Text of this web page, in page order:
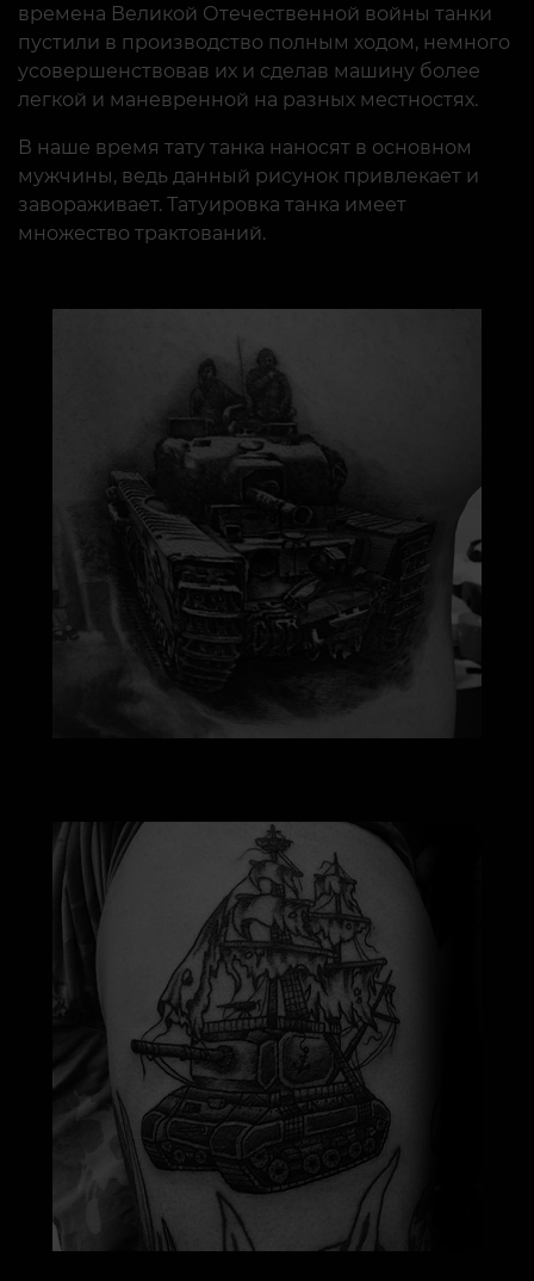
времена Великой Отечественной войны танки
пустили в производство полным ходом, немного
усовершенствовав их и сделав машину более
легкой и маневренной на разных местностях.
В наше время тату танка наносят в основном
мужчины, ведь данный рисунок привлекает и
завораживает. Татуировка танка имеет
множество трактований.